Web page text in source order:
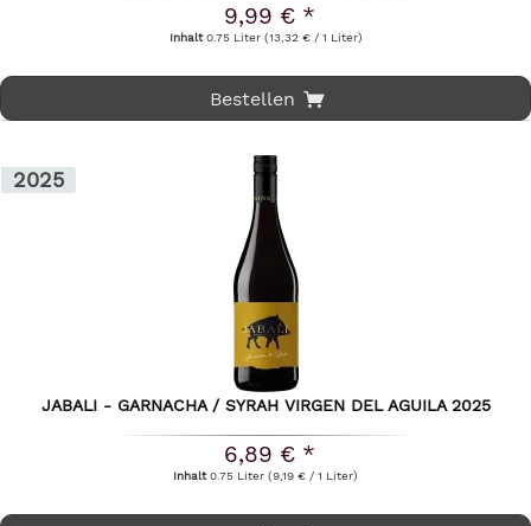
9,99 € *
Inhalt0.75 Liter (13,32 € / 1 Liter)
Bestellen
2025
JABALI - GARNACHA / SYRAH VIRGEN DEL AGUILA 2025
6,89 € *
Inhalt0.75 Liter(9,19 € / 1 Liter)